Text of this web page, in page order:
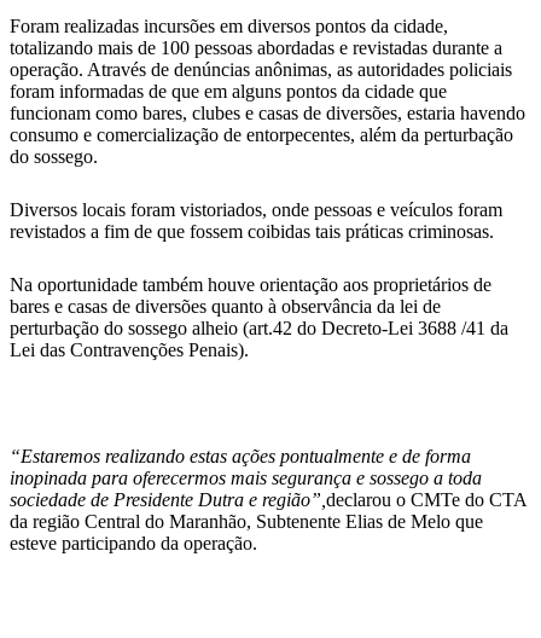
Foram realizadas incursões em diversos pontos da cidade,
totalizando mais de 100 pessoas abordadas e revistadas durante a
operação. Através de denúncias anônimas, as autoridades policiais
foram informadas de que em alguns pontos da cidade que
funcionam como bares, clubes e casas de diversões, estaria havendo
consumo e comercialização de entorpecentes, além da perturbação
do sossego.
Diversos locais foram vistoriados, onde pessoas e veículos foram
revistados a fim de que fossem coibidas tais práticas criminosas.
Na oportunidade também houve orientação aos proprietários de
bares e casas de diversões quanto à observância da lei de
perturbação do sossego alheio (art.42 do Decreto-Lei 3688 /41 da
Lei das Contravenções Penais).
“Estaremos realizando estas ações pontualmente e de forma
inopinada para oferecermos mais segurança e sossego a toda
sociedade de Presidente Dutra e região”, declarou o CMTe do CTA
da região Central do Maranhão, Subtenente Elias de Melo que
esteve participando da operação.